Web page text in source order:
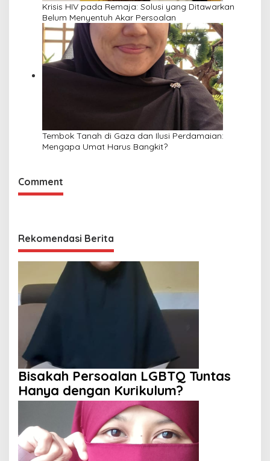
Krisis HIV pada Remaja: Solusi yang Ditawarkan
Belum Menyentuh Akar Persoalan
Tembok Tanah di Gaza dan Ilusi Perdamaian:
Mengapa Umat Harus Bangkit?
Comment
Rekomendasi Berita
Bisakah Persoalan LGBTQ Tuntas
Hanya dengan Kurikulum?